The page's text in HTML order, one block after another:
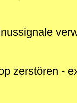
zerstören -